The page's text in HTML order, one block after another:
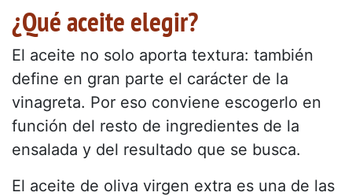
¿Qué aceite elegir?
El aceite no solo aporta textura: también
define en gran parte el carácter de la
vinagreta. Por eso conviene escogerlo en
función del resto de ingredientes de la
ensalada y del resultado que se busca.
El aceite de oliva virgen extra es una de las